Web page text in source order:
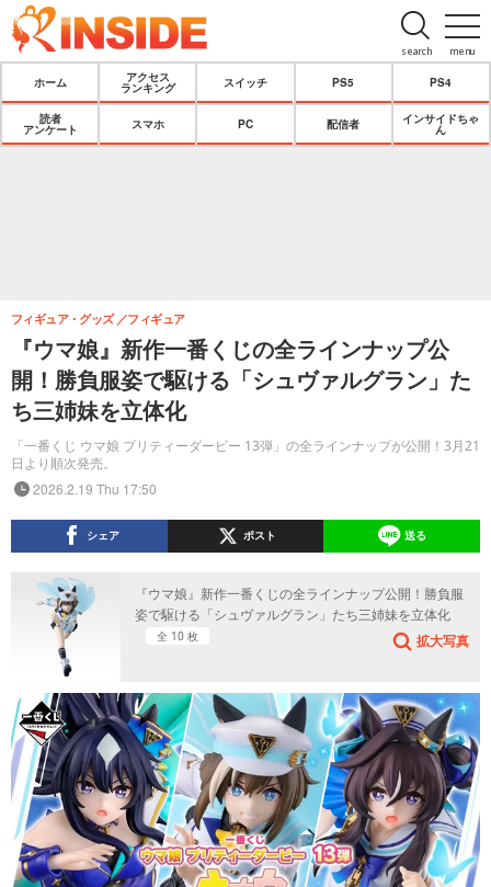
menu
search
ホーム
アクセス
ランキング
スイッチ PS5 PS4
読者
アンケート
スマホ PC 配信者
インサイドちゃ
ん
『ウマ娘』新作一番くじの全ラインナップ公
開！勝負服姿で駆ける「シュヴァルグラン」た
ち三姉妹を立体化
「一番くじ ウマ娘 プリティーダービー 13弾」の全ラインナップが公開！3月21
日より順次発売。
フィギュア・グッズ フィギュア
2026.2.19 Thu 17:50
シェア ポスト 送る
『ウマ娘』新作一番くじの全ラインナップ公開！勝負服
姿で駆ける「シュヴァルグラン」たち三姉妹を立体化
全 10 枚 拡大写真